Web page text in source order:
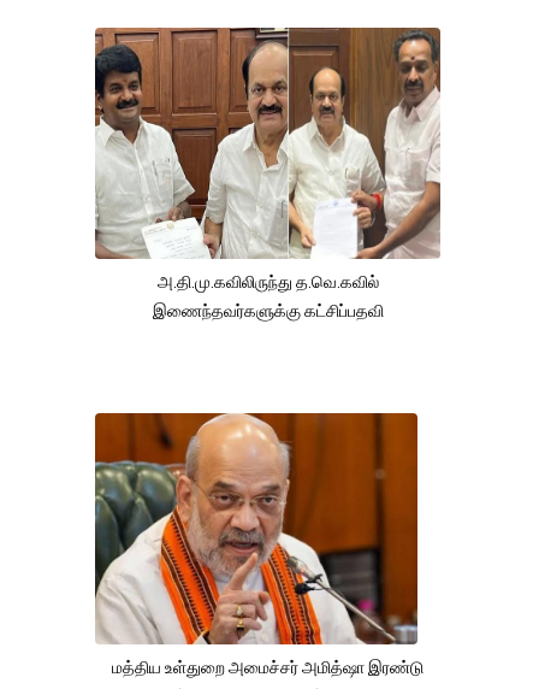
அ.தி.மு.கவிலிருந்து த.வெ.கவில்
இணைந்தவர்களுக்கு கட்சிப்பதவி
மத்திய உள்துறை அமைச்சர் அமித்ஷா இரண்டு